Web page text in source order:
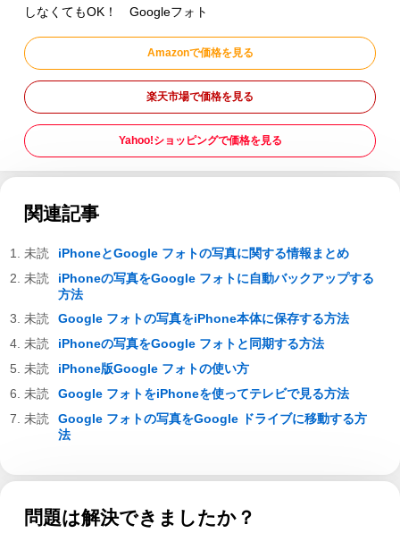
しなくてもOK！ Googleフォト
Amazonで価格を見る
楽天市場で価格を見る
Yahoo!ショッピングで価格を見る
関連記事
iPhoneとGoogle フォトの写真に関する情報まとめ
iPhoneの写真をGoogle フォトに自動バックアップする
方法
Google フォトの写真をiPhone本体に保存する方法
iPhoneの写真をGoogle フォトと同期する方法
iPhone版Google フォトの使い方
Google フォトをiPhoneを使ってテレビで見る方法
Google フォトの写真をGoogle ドライブに移動する方
法
問題は解決できましたか？